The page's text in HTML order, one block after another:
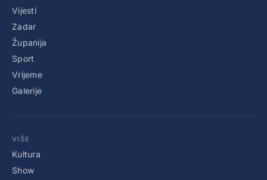
Vijesti
Zadar
Županija
Sport
Vrijeme
Galerije
VIŠE
Kultura
Show